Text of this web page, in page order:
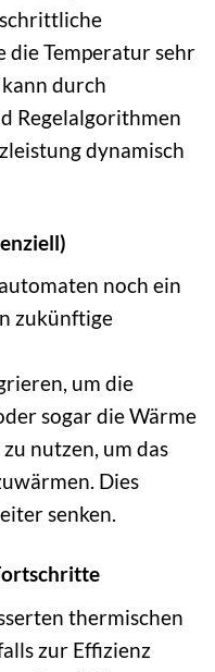
die Temperatur sehr
durch
Regelalgorithmen
dynamisch
noch ein
zukünftige
um die
sogar die Wärme
nutzen, um das
Dies
senken.
thermischen
zur Effizienz